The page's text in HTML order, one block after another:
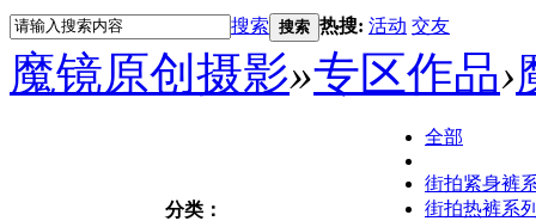
搜索 搜索 热搜: 活动 交友
魔镜原创摄影»专区作品›
分类：
全部
街拍紧身裤
街拍热裤系